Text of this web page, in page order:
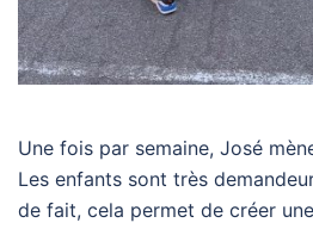
Une fois par semaine, José
Les enfants sont très
de fait, cela permet de créer